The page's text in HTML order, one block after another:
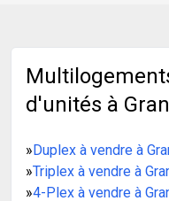
d'unités à
»Duplex à vendre à
»Triplex à vendre à
»4-Plex à vendre à